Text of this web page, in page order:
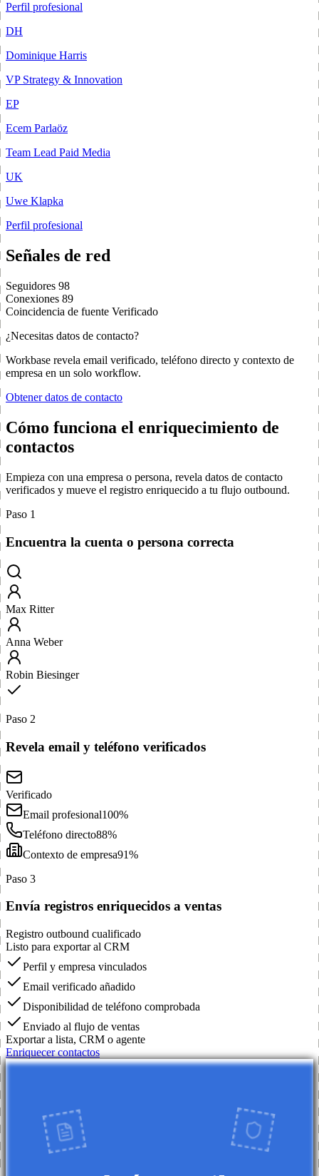
Perfil profesional
DH
Dominique Harris
VP Strategy & Innovation
EP
Ecem Parlaöz
Team Lead Paid Media
UK
Uwe Klapka
Perfil profesional
Señales de red
Seguidores 98
Conexiones 89
Coincidencia de fuente Verificado
¿Necesitas datos de contacto?
Workbase revela email verificado, teléfono directo y contexto de
empresa en un solo workflow.
Obtener datos de contacto
Cómo funciona el enriquecimiento de
contactos
Empieza con una empresa o persona, revela datos de contacto
verificados y mueve el registro enriquecido a tu flujo outbound.
Paso 1
Encuentra la cuenta o persona correcta
Max Ritter
Anna Weber
Robin Biesinger
Paso 2
Revela email y teléfono verificados
Verificado
Email profesional100%
Teléfono directo88%
Contexto de empresa91%
Paso 3
Envía registros enriquecidos a ventas
Registro outbound cualificado
Listo para exportar al CRM
Perfil y empresa vinculados
Email verificado añadido
Disponibilidad de teléfono comprobada
Enviado al flujo de ventas
Exportar a lista, CRM o agente
Enriquecer contactos